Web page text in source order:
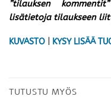
”tilauksen
lisätietoja tilaukseen
KUVASTO KYSY LISÄÄ
TUTUSTU MYÖS